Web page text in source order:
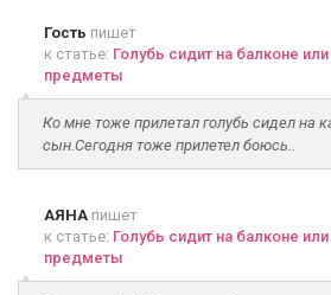
Гость пишет
к статье: Голубь сидит на балконе
предметы
Ко мне тоже прилетал голубь сидел на
сын.Сегодня тоже прилетел боюсь..
АЯНА пишет
к статье: Голубь сидит на балконе
предметы